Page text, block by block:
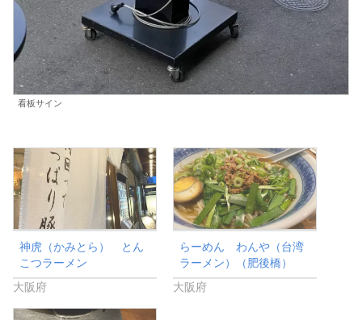
看板サイン
神虎（かみとら） とん
こつラーメン
大阪府
らーめん わんや（台湾
ラーメン）（肥後橋）
大阪府